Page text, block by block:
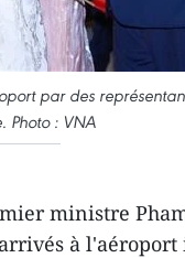
par des
Photo : VNA
ministre
à